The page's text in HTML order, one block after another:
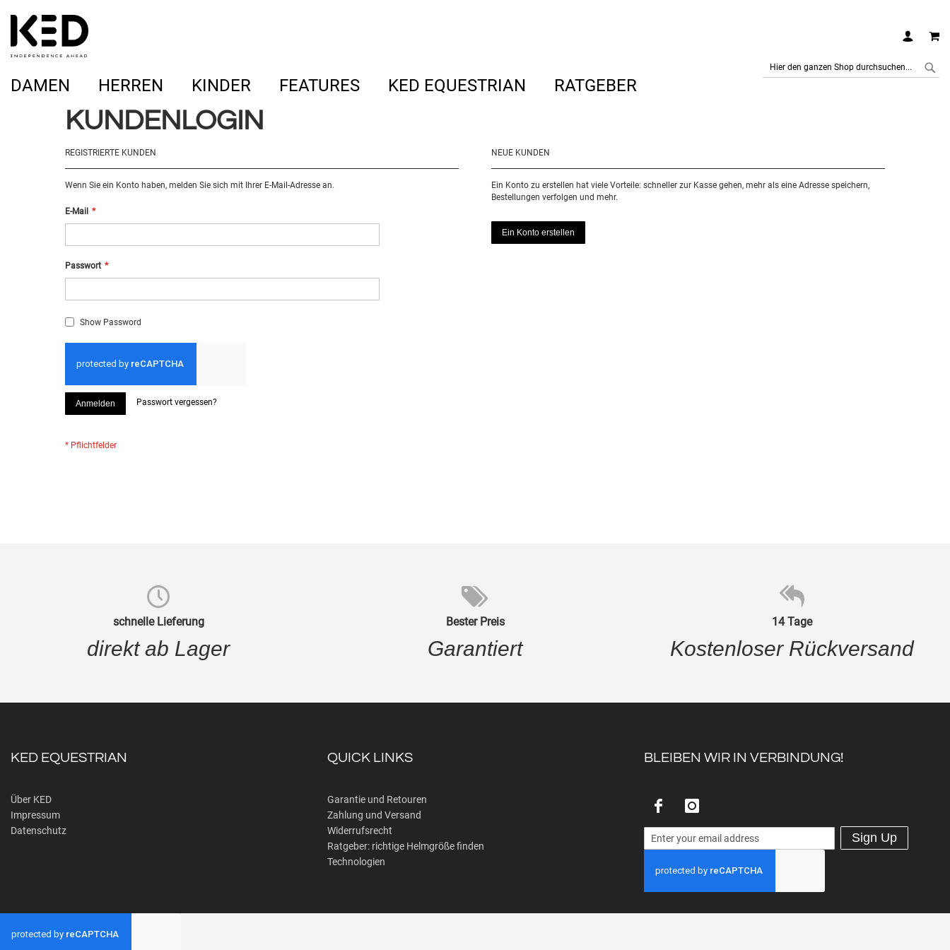
SUCHE
DAMEN HERREN KINDER FEATURES KED EQUESTRIAN RATGEBER
KUNDENLOGIN
REGISTRIERTE KUNDEN
Wenn Sie ein Konto haben, melden Sie sich mit Ihrer E-Mail-Adresse an.
E-Mail
Passwort
Show Password
Anmelden Passwort vergessen?
NEUE KUNDEN
Ein Konto zu erstellen hat viele Vorteile: schneller zur Kasse gehen, mehr als eine Adresse speichern,
Bestellungen verfolgen und mehr.
Ein Konto erstellen
schnelle Lieferung
direkt ab Lager
Bester Preis
Garantiert
14 Tage
Kostenloser Rückversand
KED EQUESTRIAN
Über KED
Impressum
Datenschutz
QUICK LINKS
Garantie und Retouren
Zahlung und Versand
Widerrufsrecht
Ratgeber: richtige Helmgröße finden
Technologien
BLEIBEN WIR IN VERBINDUNG!
Sign Up